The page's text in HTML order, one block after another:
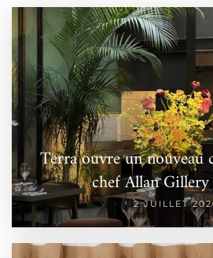
Terra ouvre un nouveau
chef Allan
2 JUILLET